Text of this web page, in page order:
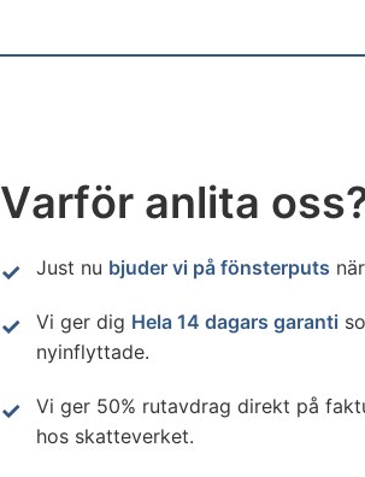
Varför anlita
Just nu bjuder vi på fönsterputs
Vi ger dig Hela 14 dagars garanti
nyinflyttade.
Vi ger 50% rutavdrag direkt på
hos skatteverket.